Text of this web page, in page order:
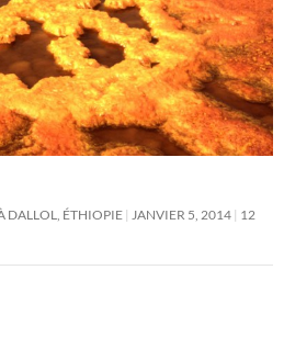
DALLOL, ÉTHIOPIE JANVIER 5, 2014 12